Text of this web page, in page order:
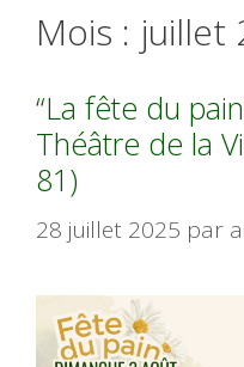
Mois : juillet
“La fête du
Théâtre de la
81)
28 juillet 2025 par